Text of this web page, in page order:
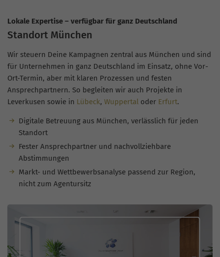
Lokale Expertise – verfügbar für ganz Deutschland
Standort München
Wir steuern Deine Kampagnen zentral aus München und sind
für Unternehmen in ganz Deutschland im Einsatz, ohne Vor-
Ort-Termin, aber mit klaren Prozessen und festen
Ansprechpartnern. So begleiten wir auch Projekte in
Leverkusen sowie in Lübeck, Wuppertal oder Erfurt.
Digitale Betreuung aus München, verlässlich für jeden
Standort
Fester Ansprechpartner und nachvollziehbare
Abstimmungen
Markt- und Wettbewerbsanalyse passend zur Region,
nicht zum Agentursitz